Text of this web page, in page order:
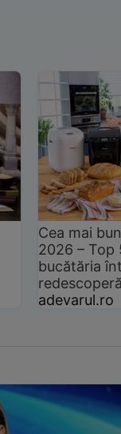
Cea mai
2026 –
bucătăria
adevarul.ro